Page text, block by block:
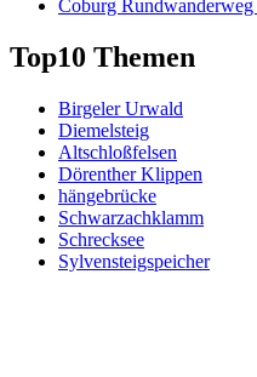
Coburg
Top10 Themen
Birgeler Urwald
Diemelsteig
Altschloßfelsen
Dörenther Klippen
hängebrücke
Schwarzachklamm
Schrecksee
Sylvensteigspeicher